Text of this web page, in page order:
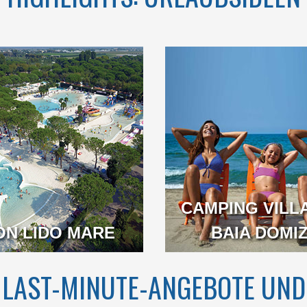
LIDO MARE
MIT EINER
VON
INMITTEN
VON GOLF
VON GAETA
CAMPING
BAIA
VENETIEN
LAST-MINUTE-ANGEBOTE UND